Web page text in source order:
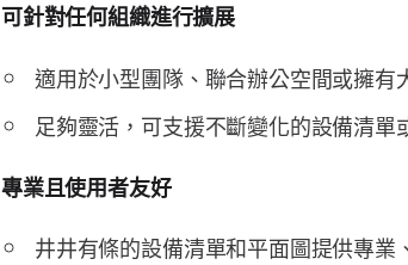
可針對任何組織進行擴展
適用於小型團隊、聯合辦公空間或擁有
足夠靈活，可支援不斷變化的設備清單
專業且使用者友好
井井有條的設備清單和平面圖提供專業